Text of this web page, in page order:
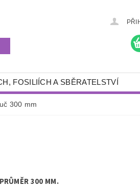
FOSILIÍCH A SBĚRATELSTVÍ
DRAHÉ KAMENY A ŠPERKY
300 mm
PRŮMĚR 300 MM.